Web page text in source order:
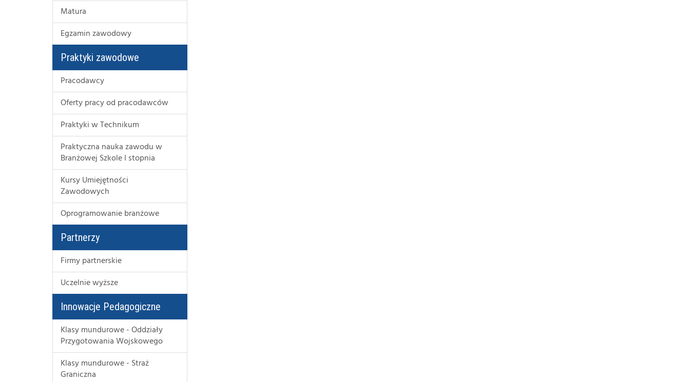
Matura
Egzamin zawodowy
Praktyki zawodowe
Pracodawcy
Oferty pracy od pracodawców
Praktyki w Technikum
Praktyczna nauka zawodu w
Branżowej Szkole I stopnia
Kursy Umiejętności
Zawodowych
Oprogramowanie branżowe
Partnerzy
Firmy partnerskie
Uczelnie wyższe
Innowacje Pedagogiczne
Klasy mundurowe - Oddziały
Przygotowania Wojskowego
Klasy mundurowe - Straż
Graniczna